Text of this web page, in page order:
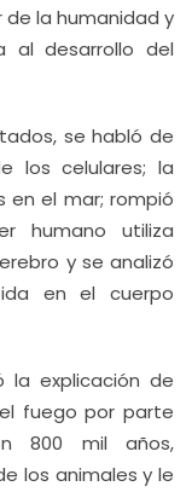
la humanidad y
al desarrollo del
se habló de
los celulares; la
en el mar; rompió
humano utiliza
y se analizó
en el cuerpo
la explicación de
fuego por parte
800 mil años,
los animales y le